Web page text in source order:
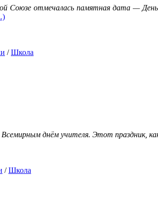
Союзе отмечалась памятная дата —
/Школа
Всемирным днём учителя. Этот праздник,
/Школа